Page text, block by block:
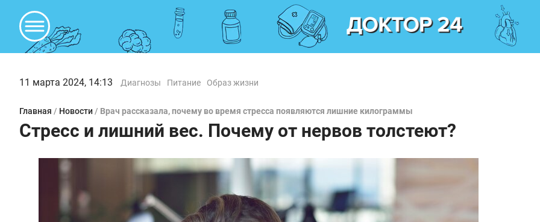
11 марта 2024, 14:13 Диагнозы Питание Образ жизни
Главная / Новости / Врач рассказала, почему во время стресса появляются лишние килограммы
Стресс и лишний вес. Почему от нервов толстеют?